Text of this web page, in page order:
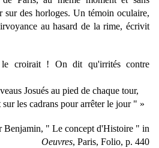
sur des horloges. Un témoin oculaire,
au hasard de la rime, écrivit
croirait ! On dit qu'irrités contre
Josués au pied de chaque tour,
sur les cadrans pour arrêter le jour " »
Benjamin, " Le concept d'Histoire " in
Oeuvres, Paris, Folio, p. 440